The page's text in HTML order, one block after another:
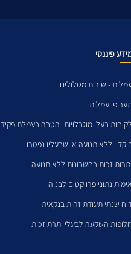
פיננסי
- שירות מסלולים
עמלות
לקוחות בעלי מוגבלויות- הטבה בעמלת פקיד
ללא תנועה או שבעליו נפטרו
יתרות זכות בחשבונות ללא תנועה
אימות נתוני פרויקטים לבניה
שנתי תעודת זהות בנקאית
חלופות השקעה לבעלי יתרת זכות